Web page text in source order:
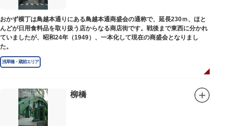
おかず横丁は鳥越本通りにある鳥越本通商盛会の通称で、延長230ｍ、ほと
んどが日用食料品を取り扱う店からなる商店街です。戦後まで東西に分かれ
ていましたが、昭和24年（1949）、一本化して現在の商盛会となりまし
た。
浅草橋・蔵前エリア
柳橋